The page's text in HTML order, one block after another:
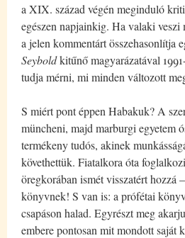
a XIX. század végén meginduló
egészen napjainkig. Ha valaki veszi
a jelen kommentárt összehasonlítja
Seyboldkitűnő magyarázatával
tudja mérni, mi minden változott
S miért pont éppen Habakuk? A
müncheni, majd marburgi egyetem
termékeny tudós, akinek
követhettük. Fiatalkora óta
öregkorában ismét visszatért hozzá
könyvnek! S van is: a prófétai
csapáson halad. Egyrészt meg
embere pontosan mit mondott saját